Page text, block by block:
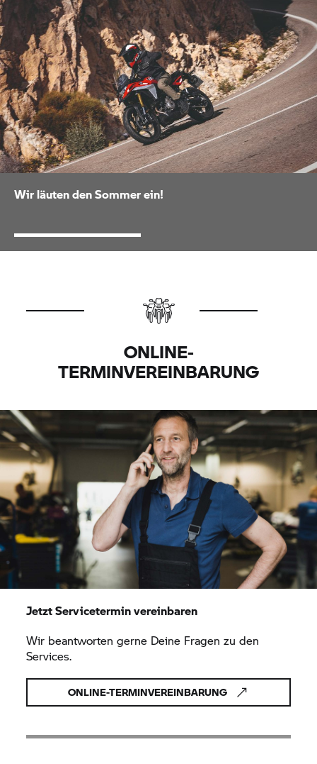
Wir läuten den Sommer ein!
ONLINE-
TERMINVEREINBARUNG
Jetzt Servicetermin vereinbaren
Wir beantworten gerne Deine Fragen zu den
Services.
ONLINE-TERMINVEREINBARUNG